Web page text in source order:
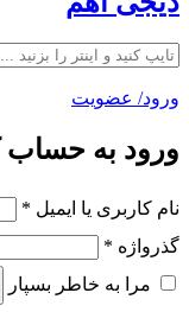
ورود/ عضویت
ورود به حساب
نام کاربری یا ایمیل *
گذرواژه *
مرا به خاطر بسپار